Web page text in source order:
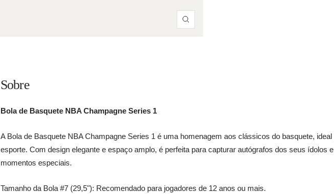
Zoom
Sobre
Bola de Basquete NBA Champagne Series 1
A Bola de Basquete NBA Champagne Series 1 é uma homenagem aos clássicos do basquete,
esporte. Com design elegante e espaço amplo, é perfeita para capturar autógrafos dos seus ídolos
momentos especiais.
Tamanho da Bola #7 (29,5"): Recomendado para jogadores de 12 anos ou mais.